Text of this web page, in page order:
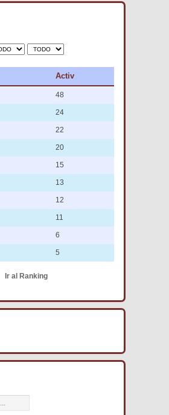
Activ
48
24
22
20
15
13
12
11
6
5
Ir al Ranking